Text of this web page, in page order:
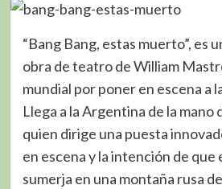
“Bang Bang, estas muerto”, es
obra de teatro de William
mundial por poner en escena a
Llega a la Argentina de la mano
quien dirige una puesta
en escena y la intención de que
sumerja en una montaña rusa